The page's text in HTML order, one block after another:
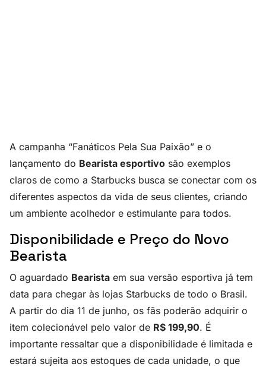
A campanha “Fanáticos Pela Sua Paixão” e o
lançamento do Bearista esportivo são exemplos
claros de como a Starbucks busca se conectar com os
diferentes aspectos da vida de seus clientes, criando
um ambiente acolhedor e estimulante para todos.
Disponibilidade e Preço do Novo
Bearista
O aguardado Bearista em sua versão esportiva já tem
data para chegar às lojas Starbucks de todo o Brasil.
A partir do dia 11 de junho, os fãs poderão adquirir o
item colecionável pelo valor de R$ 199,90. É
importante ressaltar que a disponibilidade é limitada e
estará sujeita aos estoques de cada unidade, o que